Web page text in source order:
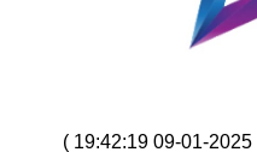
2025-01-09 19:42:19
)